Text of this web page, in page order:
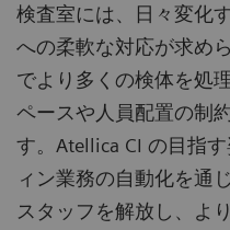
検査室には、日々変化
への柔軟な対応が求め
でより多くの検体を処
ペースや人員配置の制
す。Atellica CI の目指
ィン業務の自動化を通
スタッフを解放し、よ